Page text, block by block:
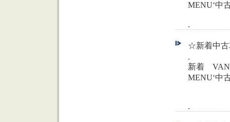
MENU‘中
.
☆新着中古
.
新着
MENU‘中
.